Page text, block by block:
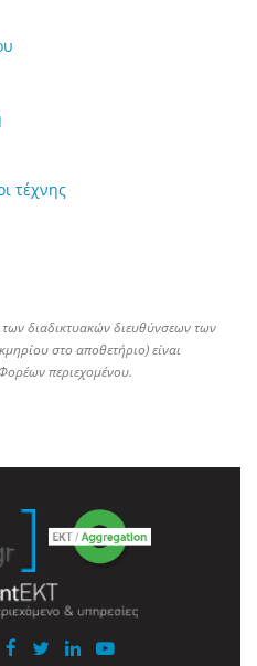
τέχνης
διαδικτυακών διευθύνσεων των
στο αποθετήριο) είναι
περιεχομένου.